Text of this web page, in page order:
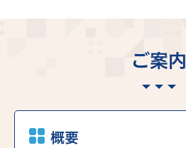
ご案内
概要